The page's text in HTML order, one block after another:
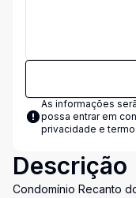
As informações
possa entrar em
privacidade e
Descrição
Condomínio Recanto